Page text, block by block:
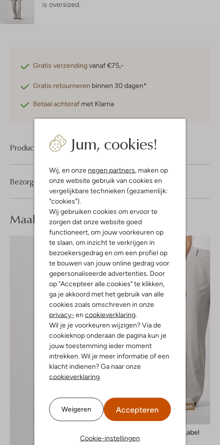
Jum, cookies!
Wij, en onze negen partners , maken op
onze website gebruik van cookies en
vergelijkbare technieken (gezamenlijk:
"cookies").
Wij gebruiken cookies om ervoor te
zorgen dat onze website goed
functioneert, om jouw voorkeuren op
te slaan, om inzicht te verkrijgen in
bezoekersgedrag en om een profiel op
te bouwen van jouw online gedrag voor
gepersonaliseerde advertenties. Door
op "Accepteer alle cookies" te klikken,
ga je akkoord met het gebruik van alle
cookies zoals omschreven in onze
privacy- en cookieverklaring
Wil je je voorkeuren wijzigen? Via de
cookieknop onderaan de pagina kun je
jouw toestemming ieder moment
intrekken. Wil je meer informatie of een
klacht indienen? Ga naar onze
cookieverklaring
Weigeren Accepteren
Cookie-instellingen
is oversized
Gratis verzendingvanaf €75,-
Gratis retourneren binnen 30 dagen*
Betaal achteraf met Klarna
Product informatie
Bezorgen & retourneren
Maak jelook compleet
Laatste item
-50%
Alix The Label